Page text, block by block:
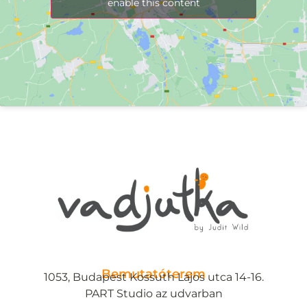
enable this content
Bemutatóterem
1053, Budapest Kossuth Lajos utca 14-16.
PART Studio az udvarban